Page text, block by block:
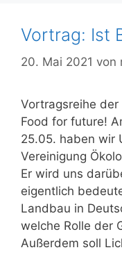
Vortrag: Ist
20. Mai 2021 von
Vortragsreihe der
Food for future!
25.05. haben wir
Vereinigung
Er wird uns
eigentlich
Landbau in
welche Rolle der
Außerdem soll